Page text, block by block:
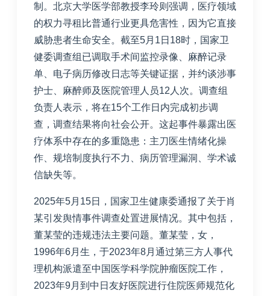
制。北京大学医学部教授李玲则强调，医疗领域
的权力寻租比普通行业更具危害性，因为它直接
威胁患者生命安全。 截至5月1日18时，国家卫
健委调查组已调取手术间监控录像、麻醉记录
单、电子病历修改日志等关键证据，并约谈涉事
护士、麻醉师及医院管理人员12人次。调查组
负责人表示，将在15个工作日内完成初步调
查，调查结果将向社会公开。 这起事件暴露出医
疗体系中存在的多重隐患：主刀医生情绪化操
作、规培制度执行不力、病历管理漏洞、学术诚
信缺失等。
2025年5月15日，国家卫生健康委通报了关于肖
某引发舆情事件调查处置进展情况。其中包括，
董某莹的违规违法主要问题。董某莹，女，
1996年6月生，于2023年8月通过第三方人事代
理机构派遣至中国医学科学院肿瘤医院工作，
2023年9月到中日友好医院进行住院医师规范化